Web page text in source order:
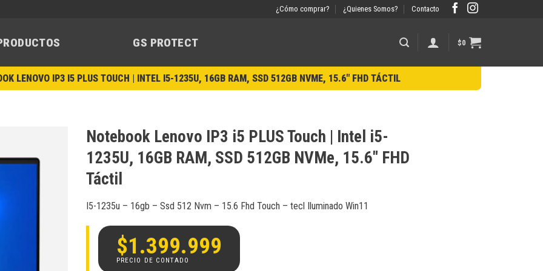
¿Cómo comprar? ¿Quienes Somos? Contacto
GS PROTECT $0
LENOVO IP3 I5 PLUS TOUCH | INTEL I5-1235U, 16GB RAM, SSD 512GB NVME, 15.6″ FHD TÁCTIL
Añadir
Notebook Lenovo IP3 i5 PLUS Touch | Intel i5-
1235U, 16GB RAM, SSD 512GB NVMe, 15.6″ FHD
Táctil
I5-1235u – 16gb – Ssd 512 Nvm – 15.6 Fhd Touch – tecl Iluminado Win11
$1.399.999